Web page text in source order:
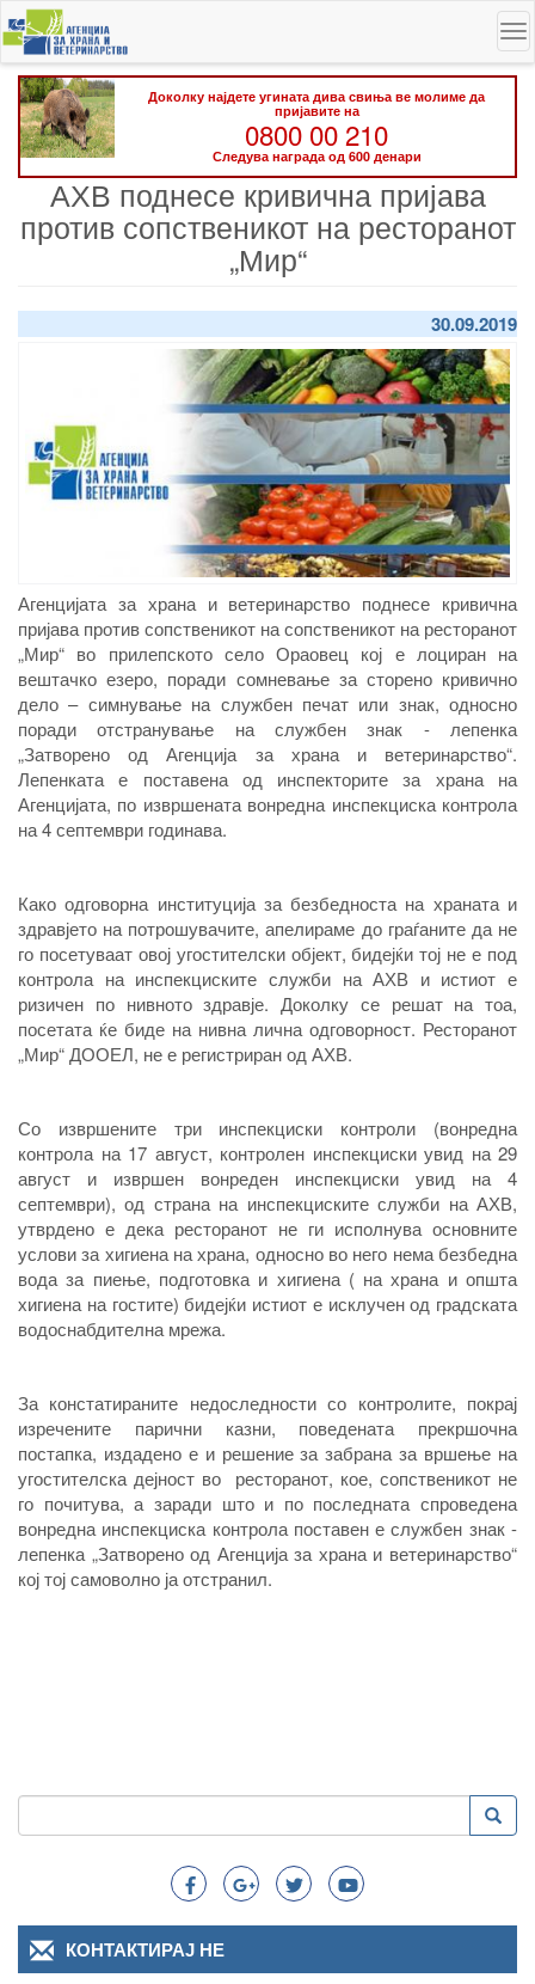
Skip
to
main
content
Доколку најдете угината дива свиња ве молиме да
пријавите на
0800 00 210
Следува награда од 600 денари
АХВ поднесе кривична пријава
против сопственикот на ресторанот
„Мир“
30.09.2019
Агенцијата за храна и ветеринарство поднесе кривична
пријава против сопственикот на сопственикот на ресторанот
„Мир“ во прилепското село Ораовец кој е лоциран на
вештачко езеро, поради сомневање за сторено кривично
дело – симнување на службен печат или знак, односно
поради отстранување на службен знак - лепенка
„Затворено од Агенција за храна и ветеринарство“.
Лепенката е поставена од инспекторите за храна на
Агенцијата, по извршената вонредна инспекциска контрола
на 4 септември годинава.
Како одговорна институција за безбедноста на храната и
здравјето на потрошувачите, апелираме до граѓаните да не
го посетуваат овој угостителски објект, бидејќи тој не е под
контрола на инспекциските служби на АХВ и истиот е
ризичен по нивното здравје. Доколку се решат на тоа,
посетата ќе биде на нивна лична одговорност. Ресторанот
„Мир“ ДООЕЛ, не е регистриран од АХВ.
Со извршените три инспекциски контроли (вонредна
контрола на 17 август, контролен инспекциски увид на 29
август и извршен вонреден инспекциски увид на 4
септември), од страна на инспекциските служби на АХВ,
утврдено е дека ресторанот не ги исполнува основните
услови за хигиена на храна, односно во него нема безбедна
вода за пиење, подготовка и хигиена ( на храна и општа
хигиена на гостите) бидејќи истиот е исклучен од градската
водоснабдителна мрежа.
За констатираните недоследности со контролите, покрај
изречените парични казни, поведената прекршочна
постапка, издадено е и решение за забрана за вршење на
угостителска дејност во ресторанот, кое, сопственикот не
го почитува, а заради што и по последната спроведена
вонредна инспекциска контрола поставен е службен знак -
лепенка „Затворено од Агенција за храна и ветеринарство“
кој тој самоволно ја отстранил.
Search
Пребарување
КОНТАКТИРАЈ НЕ